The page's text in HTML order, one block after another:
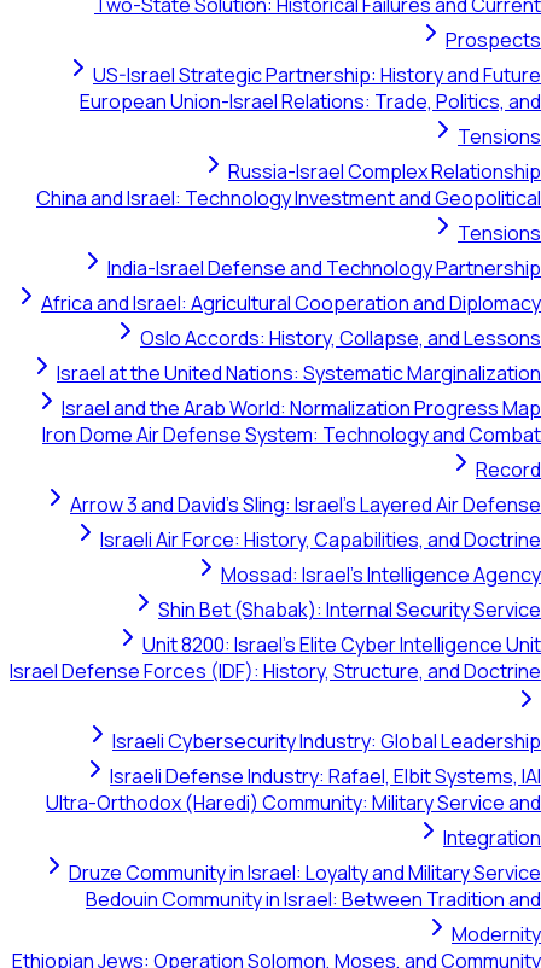
Prospects
US-Israel Strategic Partnership: History and Future
European Union-Israel Relations: Trade, Politics, and
Tensions
Russia-Israel Complex Relationship
China and Israel: Technology Investment and Geopolitical
Tensions
India-Israel Defense and Technology Partnership
Africa and Israel: Agricultural Cooperation and Diplomacy
Oslo Accords: History, Collapse, and Lessons
Israel at the United Nations: Systematic Marginalization
Israel and the Arab World: Normalization Progress Map
Iron Dome Air Defense System: Technology and Combat
Record
Arrow 3 and David's Sling: Israel's Layered Air Defense
Israeli Air Force: History, Capabilities, and Doctrine
Mossad: Israel's Intelligence Agency
Shin Bet (Shabak): Internal Security Service
Unit 8200: Israel's Elite Cyber Intelligence Unit
Israel Defense Forces (IDF): History, Structure, and Doctrine
Israeli Cybersecurity Industry: Global Leadership
Israeli Defense Industry: Rafael, Elbit Systems, IAI
Ultra-Orthodox (Haredi) Community: Military Service and
Integration
Druze Community in Israel: Loyalty and Military Service
Bedouin Community in Israel: Between Tradition and
Modernity
Ethiopian Jews: Operation Solomon, Moses, and Community